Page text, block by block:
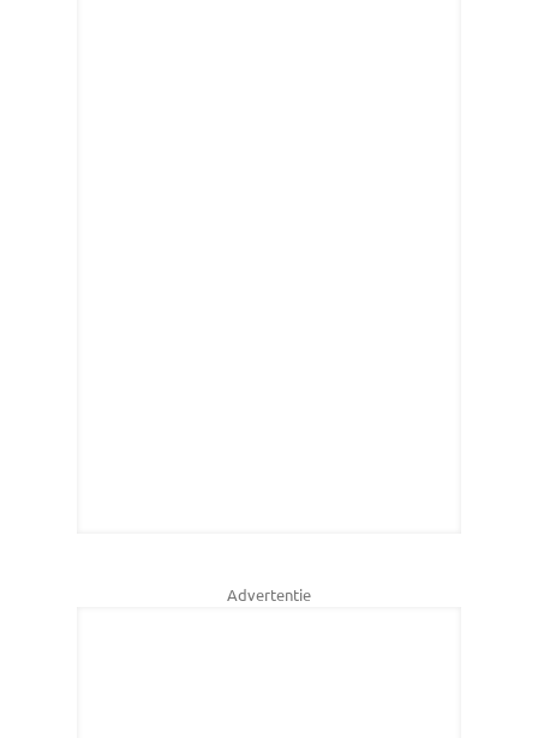
Advertentie